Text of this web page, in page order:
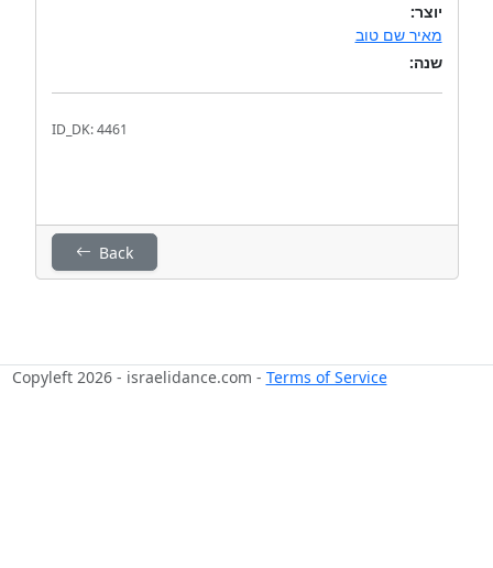
יוצר:
מאיר שם טוב
שנה:
ID_DK: 4461
Back
Copyleft 2026 - israelidance.com - Terms of Service